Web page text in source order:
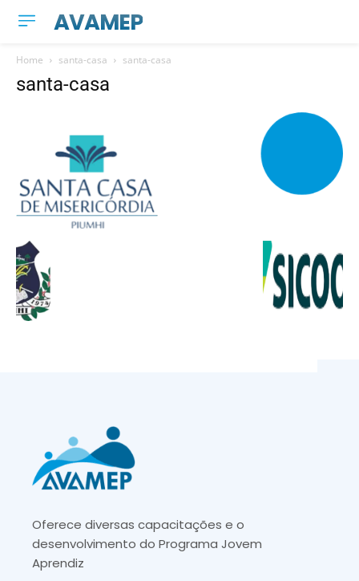
AVAMEP
Home santa-casa santa-casa
santa-casa
Oferece diversas capacitações e o
desenvolvimento do Programa Jovem
Aprendiz